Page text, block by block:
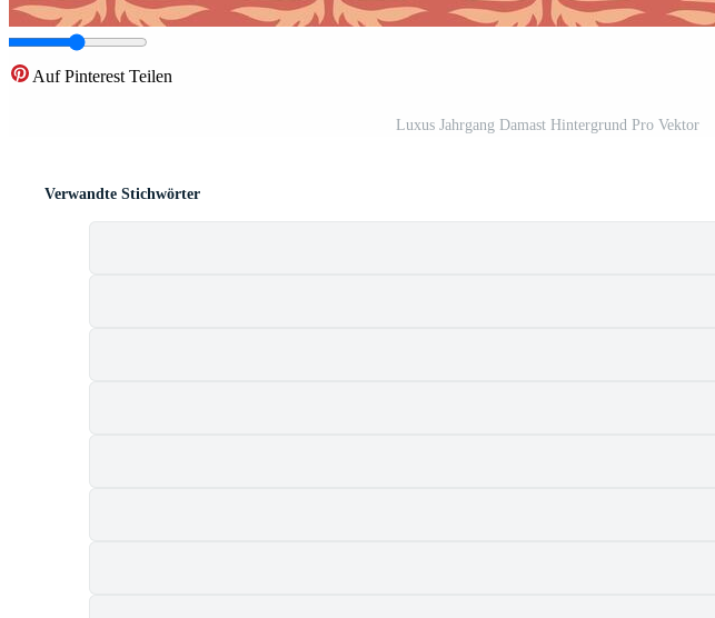
Auf Pinterest Teilen
Luxus Jahrgang Damast Hintergrund Pro Vektor
Verwandte Stichwörter